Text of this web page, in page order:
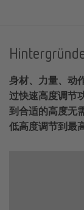
身材、力量、动
过快速高度调节
到合适的高度无
低高度调节到最